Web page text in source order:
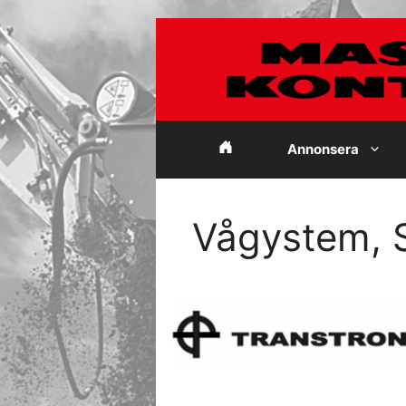
till
innehåll
Annonsera
Vågystem,